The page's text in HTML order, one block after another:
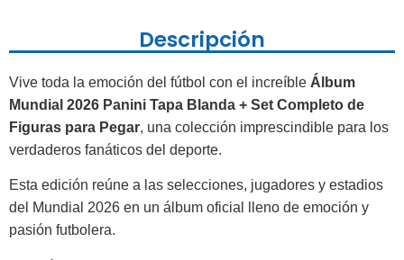
Descripción
Vive toda la emoción del fútbol con el increíble Álbum
Mundial 2026 Panini Tapa Blanda + Set Completo de
Figuras para Pegar, una colección imprescindible para los
verdaderos fanáticos del deporte.
Esta edición reúne a las selecciones, jugadores y estadios
del Mundial 2026 en un álbum oficial lleno de emoción y
pasión futbolera.